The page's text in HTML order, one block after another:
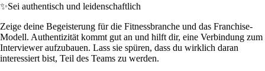
✨Sei authentisch und leidenschaftlich
Zeige deine Begeisterung für die Fitnessbranche und das Franchise-
Modell. Authentizität kommt gut an und hilft dir, eine Verbindung zum
Interviewer aufzubauen. Lass sie spüren, dass du wirklich daran
interessiert bist, Teil des Teams zu werden.